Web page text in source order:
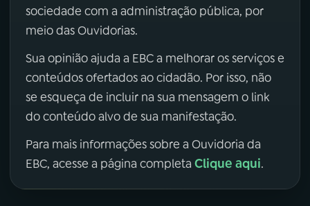
sociedade com a administração pública, por
meio das Ouvidorias.
Sua opinião ajuda a EBC a melhorar os serviços e
conteúdos ofertados ao cidadão. Por isso, não
se esqueça de incluir na sua mensagem o link
do conteúdo alvo de sua manifestação.
Para mais informações sobre a Ouvidoria da
EBC, acesse a página completa Clique aqui.